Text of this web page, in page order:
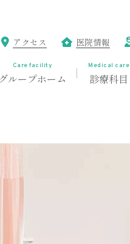
Care facility
ループホーム
Medical care
診療科目
アクセス 医院情報